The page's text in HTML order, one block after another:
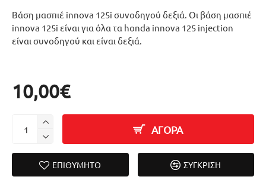
Βάση μασπιέ innova 125i συνοδηγού δεξιά. Οι βάση μασπιέ
innova 125i είναι για όλα τα honda innova 125 injection
είναι συνοδηγού και είναι δεξιά.
10,00€
ΑΓΟΡΑ
ΕΠΙΘΥΜΗΤΌ ΣΎΓΚΡΙΣΗ